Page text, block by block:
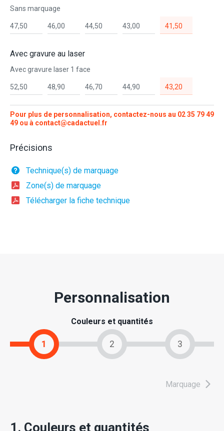
Sans marquage
47,50 46,00 44,50 43,00 41,50
Avec gravure au laser
Avec gravure laser 1 face
52,50 48,90 46,70 44,90 43,20
Pour plus de personnalisation, contactez-nous au 02 35 79 49
49 ou à contact@cadactuel.fr
Précisions
Technique(s) de marquage
Zone(s) de marquage
Télécharger la fiche technique
Personnalisation
Couleurs et quantités
1 2 3
Marquage
1. Couleurs et quantités